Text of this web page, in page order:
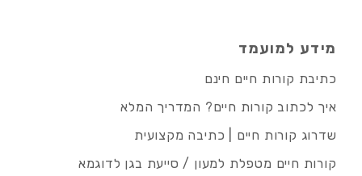
מידע למועמד
כתיבת קורות חיים חינם
איך לכתוב קורות חיים? המדריך המלא
שדרוג קורות חיים | כתיבה מקצועית
קורות חיים מטפלת למעון / סייעת בגן לדוגמא